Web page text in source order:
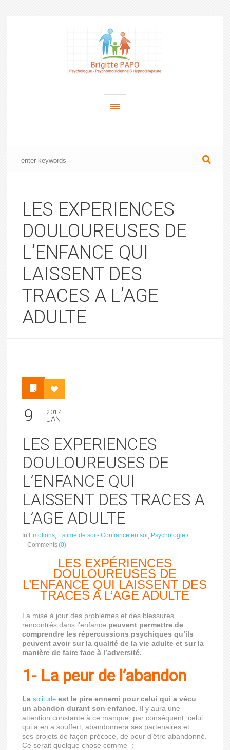
LES EXPERIENCES
DOULOUREUSES DE
L’ENFANCE QUI
LAISSENT DES
TRACES A L’AGE
ADULTE
9 2017
JAN
LES EXPERIENCES
DOULOUREUSES DE
L’ENFANCE QUI
LAISSENT DES TRACES A
L’AGE ADULTE
In Emotions, Estime de soi - Confiance en soi, Psychologie /
Comments(0)
LES EXPÉRIENCES
DOULOUREUSES DE
L’ENFANCE QUI LAISSENT DES
TRACES A L’AGE ADULTE
La mise à jour des problèmes et des blessures
rencontrés dans l’enfance peuvent permettre de
comprendre les répercussions psychiques qu’ils
peuvent avoir sur la qualité de la vie adulte et sur la
manière de faire face à l’adversité.
1- La peur de l’abandon
Lasolitude est le pire ennemi pour celui qui a vécu
un abandon durant son enfance. Il y aura une
attention constante à ce manque, par conséquent, celui
qui a en a souffert, abandonnera ses partenaires et
ses projets de façon précoce, de peur d’être abandonné.
Ce serait quelque chose comme :